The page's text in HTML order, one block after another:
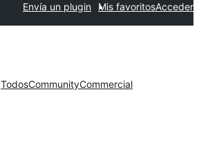
Envía un plugin Mis favoritosAcceder
TodosCommunityCommercial